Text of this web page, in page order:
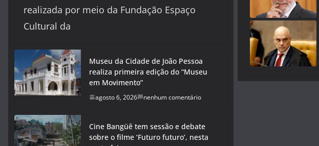
realizada por meio da Fundação Espaço
Cultural da
Museu da Cidade de João Pessoa
realiza primeira edição do “Museu
em Movimento”
agosto 6, 2026 nenhum comentário
Cine Bangüê tem sessão e debate
sobre o filme ‘Futuro futuro’, nesta